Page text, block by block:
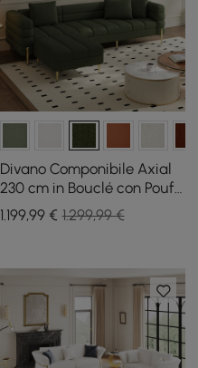
Divano Componibile Axial
230 cm in Bouclé con Pouf
e Gambe Dorate
1.199,99€ 1.299,99 €